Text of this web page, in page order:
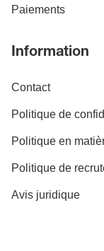
Paiements
Information
Contact
Politique de
Politique en
Politique de
Avis juridique